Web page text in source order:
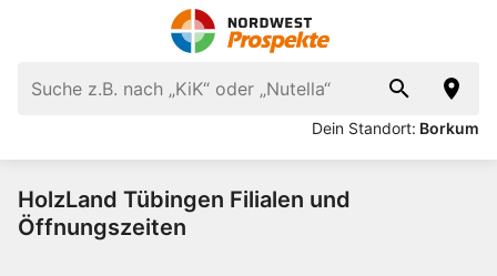
Dein Standort: Borkum
HolzLand Tübingen Filialen und
Öffnungszeiten